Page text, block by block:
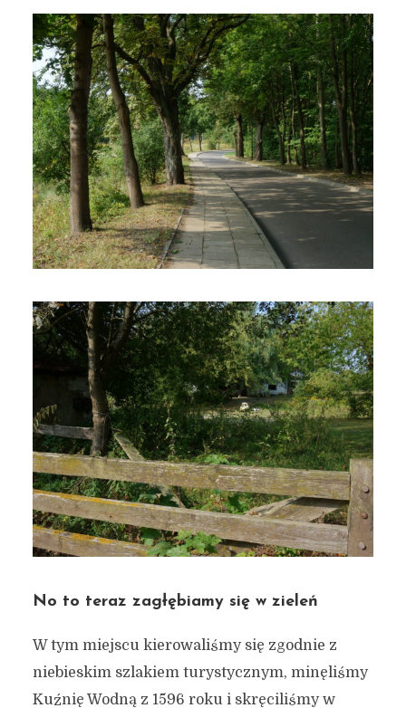
No to teraz zagłębiamy się w zieleń
W tym miejscu kierowaliśmy się zgodnie z
niebieskim szlakiem turystycznym, minęliśmy
Kuźnię Wodną z 1596 roku i skręciliśmy w